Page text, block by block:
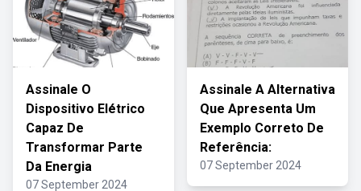
Assinale O
Dispositivo Elétrico
Capaz De
Transformar Parte
Da Energia
07 September 2024
Assinale A Alternativa
Que Apresenta Um
Exemplo Correto De
Referência:
07 September 2024